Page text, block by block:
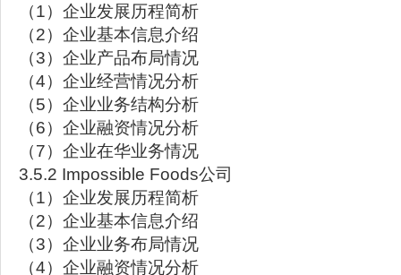
（1）企业发展历程简析
（2）企业基本信息介绍
（3）企业产品布局情况
（4）企业经营情况分析
（5）企业业务结构分析
（6）企业融资情况分析
（7）企业在华业务情况
3.5.2 Impossible Foods公司
（1）企业发展历程简析
（2）企业基本信息介绍
（3）企业业务布局情况
（4）企业融资情况分析